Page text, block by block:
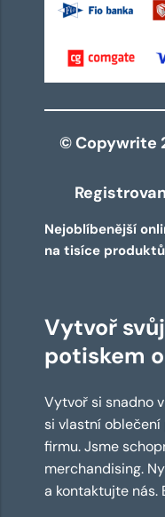
© Copywrite
Nejoblíbenější
na tisíce produktů
Vytvoř
potiskem
Vytvoř si snadno
si vlastní
firmu. Jsme
merchandising.
a kontaktujte nás.